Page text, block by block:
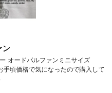
ン
オードパルファンミニサイズ
頃価格で気になったので購入して